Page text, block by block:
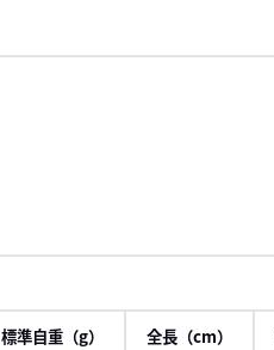
標準自重（g） 全長（cm）